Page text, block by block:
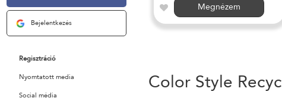
Bejelentkezés
Regisztráció
Nyomtatott media
Social média
Megnézem
Color Style